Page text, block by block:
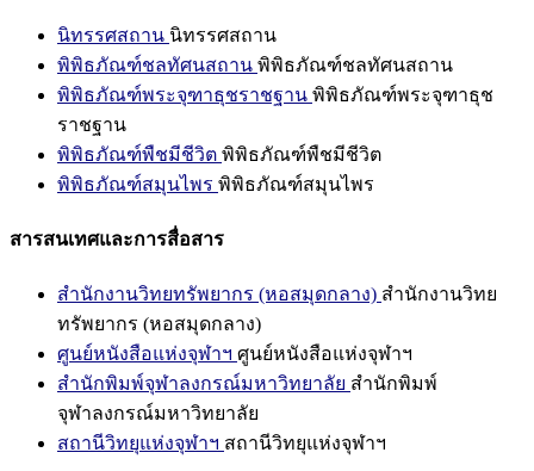
นิทรรศสถาน นิทรรศสถาน
พิพิธภัณฑ์ชลทัศนสถาน พิพิธภัณฑ์ชลทัศนสถาน
พิพิธภัณฑ์พระจุฑาธุชราชฐาน พิพิธภัณฑ์พระจุฑาธุช
ราชฐาน
พิพิธภัณฑ์พืชมีชีวิต พิพิธภัณฑ์พืชมีชีวิต
พิพิธภัณฑ์สมุนไพร พิพิธภัณฑ์สมุนไพร
สารสนเทศและการสื่อสาร
สำนักงานวิทยทรัพยากร (หอสมุดกลาง) สำนักงานวิทย
ทรัพยากร (หอสมุดกลาง)
ศูนย์หนังสือแห่งจุฬาฯ ศูนย์หนังสือแห่งจุฬาฯ
สำนักพิมพ์จุฬาลงกรณ์มหาวิทยาลัย สำนักพิมพ์
จุฬาลงกรณ์มหาวิทยาลัย
สถานีวิทยุแห่งจุฬาฯ สถานีวิทยุแห่งจุฬาฯ